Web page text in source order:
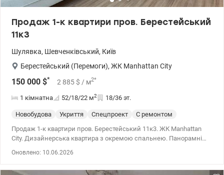
Продаж 1-к квартири пров. Берестейський
11к3
Шулявка, Шевченківський, Київ
Берестейський (Перемоги), ЖК Manhattan City
150 000 $* 2 885 $ / м2*
1 кімнатна 52/18/22 м2 18/36 эт.
Новобудова Укриття Спецпроект
С ремонтом
Продаж 1-к квартири пров. Берестейський 11к3. ЖК Manhattan
City. Дизайнерська квартира з окремою спальнею. Панорамні
Оновлено: 10.06.2026